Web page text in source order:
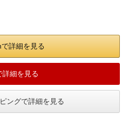
詳細を見る
詳細を見る
ングで詳細を見る